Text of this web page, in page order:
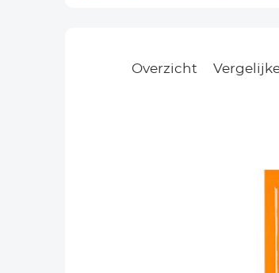
Overzicht